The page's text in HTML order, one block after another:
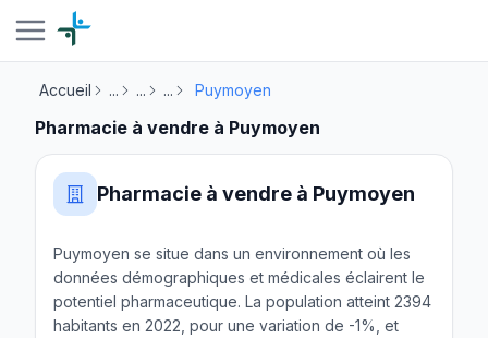
Accueil ... ... ... Puymoyen
Pharmacie à vendre à Puymoyen
Pharmacie à vendre à Puymoyen
Puymoyen se situe dans un environnement où les
données démographiques et médicales éclairent le
potentiel pharmaceutique. La population atteint 2394
habitants en 2022, pour une variation de -1%, et